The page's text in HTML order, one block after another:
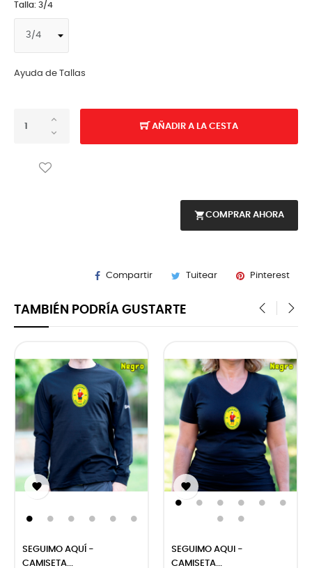
Talla: 3/4
Ayuda de Tallas
AÑADIR A LA CESTA
shopping_cartCOMPRAR AHORA
Compartir Tuitear Pinterest
TAMBIÉN PODRÍA GUSTARTE

SEGUIMO AQUÍ -
CAMISETA...

SEGUIMO AQUI -
CAMISETA...